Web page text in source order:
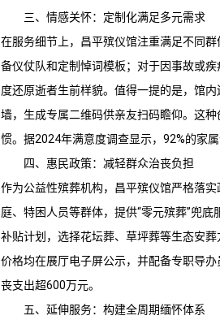
三、情感关怀：定制化满足多元需求
在服务细节上， 昌平殡仪馆注重满足不同
备仪仗队和定制悼词模板；对于因事故或
度还原逝者生前样貌。值得一提的是，馆
墙，生成专属二维码供亲友扫码瞻仰。这
惯。据2024年满意度调查显示，92%的家
四、惠民政策：减轻群众治丧负担
作为公益性殡葬机构， 昌平殡仪馆严格落
庭、特困人员等群体，提供“零元殡葬”兜
补贴计划，选择花坛葬、草坪葬等生态安
价格均在展厅电子屏公示，并配备专职导
丧支出超600万元。
五、延伸服务：构建全周期缅怀体系